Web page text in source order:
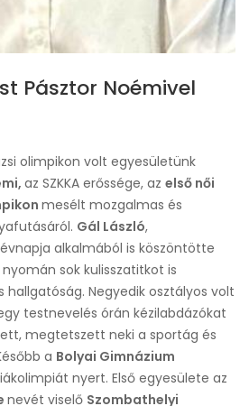
Pásztor Noémivel
olimpikon volt egyesületünk
az SZKKA erőssége, az első női
mesélt mozgalmas és
Gál László,
alkalmából is köszöntötte
sok kulisszatitkot is
Negyedik osztályos volt
testnevelés órán kézilabdázókat
megtetszett neki a sportág és
a Bolyai Gimnázium
nyert. Első egyesülete az
nevét viselő Szombathelyi